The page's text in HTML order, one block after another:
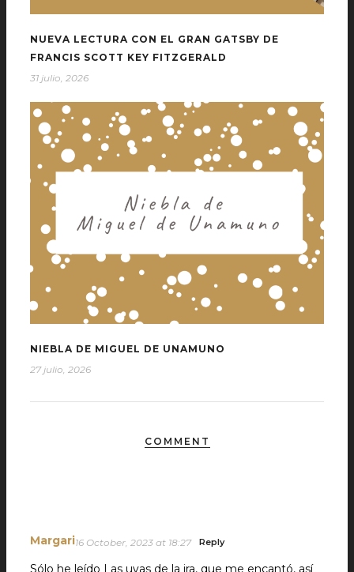
NUEVA LECTURA CON EL GRAN GATSBY DE
FRANCIS SCOTT KEY FITZGERALD
31 julio, 2026
NIEBLA DE MIGUEL DE UNAMUNO
27 julio, 2026
COMMENT
Margari16 October, 2023 at 18:27 Reply
Sólo he leído Las uvas de la ira, que me encantó, así